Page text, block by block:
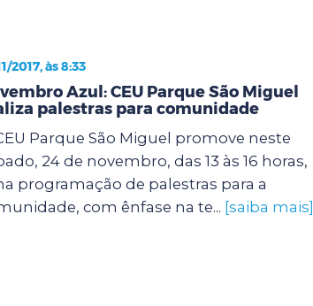
2017, às 8:33
Azul: CEU Parque São Miguel
palestras para comunidade
Parque São Miguel promove neste
24 de novembro, das 13 às 16 horas,
programação de palestras para a
com ênfase na te... [saiba mais]